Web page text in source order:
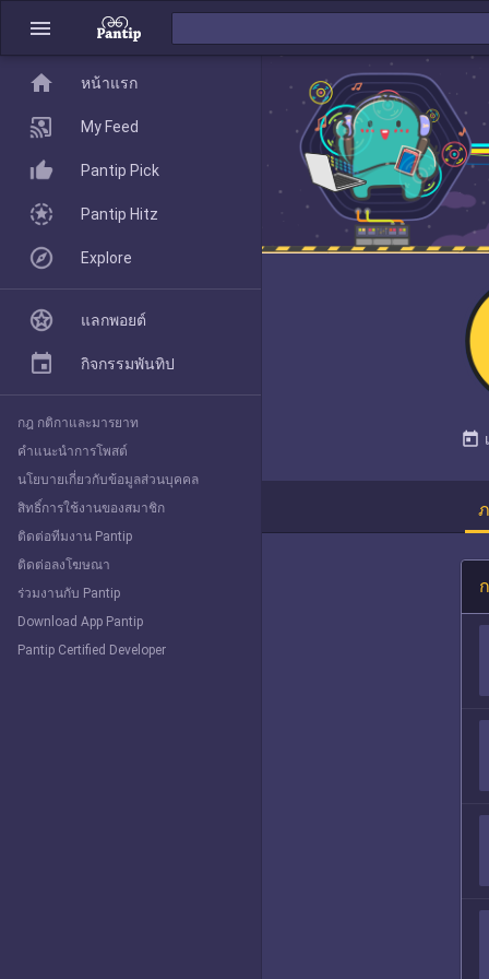
menu
today
home
Pantip Pick
Explore
home หน้าแรก
My Feed
Pantip Pick
Pantip Hitz
Explore
แลกพอยต์
กิจกรรมพันทิป
กฎ กติกาและมารยาท
คำแนะนำการโพสต์
นโยบายเกี่ยวกับข้อมูลส่วนบุคคล
สิทธิ์การใช้งานของสมาชิก
ติดต่อทีมงาน Pantip
ติดต่อลงโฆษณา
ร่วมงานกับ Pantip
Download App Pantip
Pantip Certified Developer